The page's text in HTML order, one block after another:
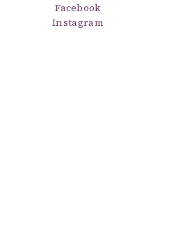
Facebook
Instagram